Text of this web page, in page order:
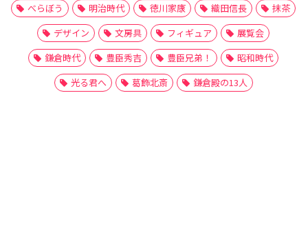
べらぼう
明治時代 徳川家康 織田信長
抹茶
デザイン
文房具 フィギュア
展覧会
鎌倉時代
豊臣秀吉 豊臣兄弟！
昭和時代
光る君へ
葛飾北斎 鎌倉殿の13人